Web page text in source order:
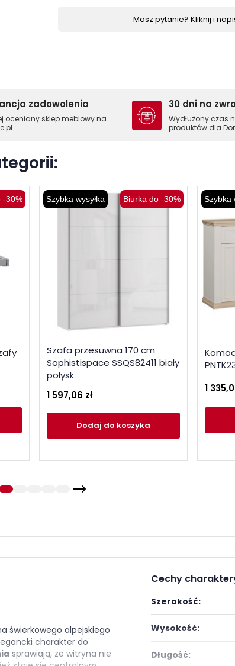
Masz pytanie? Kliknij i
zadowolenia
oceniany sklep meblowy na
30 dni na
Wydłużony czas
produktów dla
-30% Szybka wysyłka Biurka do -30%
Szafa przesuwna 170 cm
Sophistispace SSQS82411 biały
połysk
1 597,06 zł
Dodaj do koszyka
Szybka
1
świerkowego alpejskiego
charakter do
sprawiają, że witryna nie
Cechy
Szerokość:
Wysokość:
Długość: